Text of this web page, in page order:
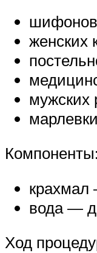
женских
мужских
Компоненты:
вода —
Ход